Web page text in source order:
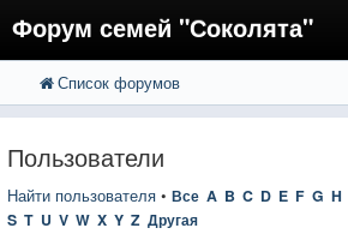
Форум семей "Соколята"
FAQ
Вход
Список форумов
Пользователи
Найти пользователя • Все A B C D E F G H
S T U V W X Y Z Другая